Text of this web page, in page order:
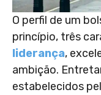
O perfil de um
princípio, três
liderança,
ambição.
estabelecidos